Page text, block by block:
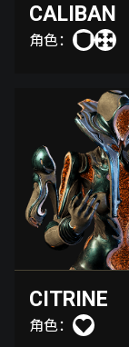
CALIBAN
角色：
CITRINE
角色：